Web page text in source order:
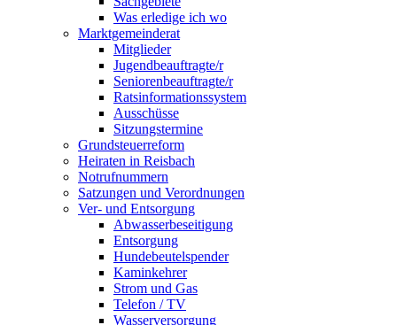
Was erledige ich wo
Marktgemeinderat
Mitglieder
Jugendbeauftragte/r
Seniorenbeauftragte/r
Ratsinformationssystem
Ausschüsse
Sitzungstermine
Grundsteuerreform
Heiraten in Reisbach
Notrufnummern
Satzungen und Verordnungen
Ver- und Entsorgung
Abwasserbeseitigung
Entsorgung
Hundebeutelspender
Kaminkehrer
Strom und Gas
Telefon / TV
Wasserversorgung